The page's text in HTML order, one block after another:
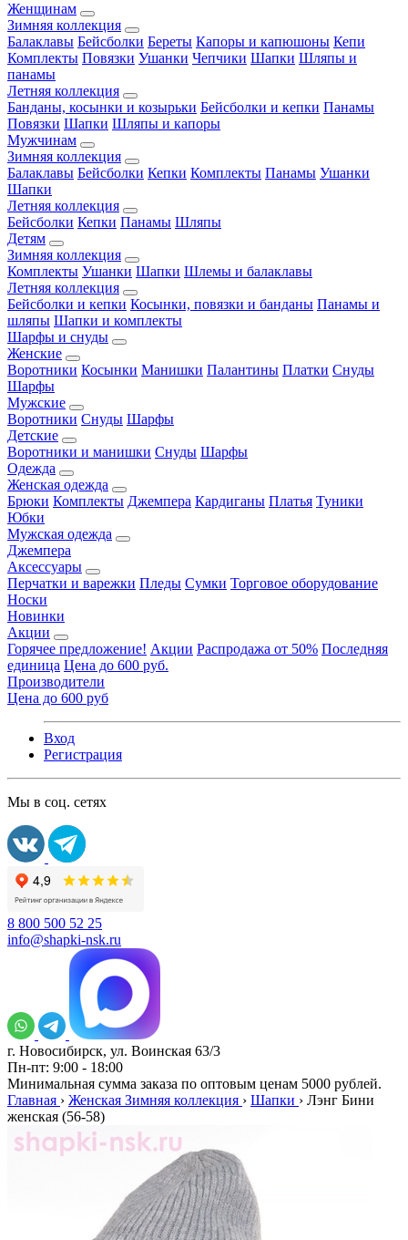
Женщинам
Зимняя коллекция
Балаклавы Бейсболки Береты Капоры и капюшоны Кепи
Комплекты Повязки Ушанки Чепчики Шапки Шляпы и
панамы
Летняя коллекция
Банданы, косынки и козырьки Бейсболки и кепки Панамы
Повязки Шапки Шляпы и капоры
Мужчинам
Зимняя коллекция
Балаклавы Бейсболки Кепки Комплекты Панамы Ушанки
Шапки
Летняя коллекция
Бейсболки Кепки Панамы Шляпы
Детям
Зимняя коллекция
Комплекты Ушанки Шапки Шлемы и балаклавы
Летняя коллекция
Бейсболки и кепки Косынки, повязки и банданы Панамы и
шляпы Шапки и комплекты
Шарфы и снуды
Женские
Воротники Косынки Манишки Палантины Платки Снуды
Шарфы
Мужские
Воротники Снуды Шарфы
Детские
Воротники и манишки Снуды Шарфы
Одежда
Женская одежда
Брюки Комплекты Джемпера Кардиганы Платья Туники
Юбки
Мужская одежда
Джемпера
Аксессуары
Перчатки и варежки Пледы Сумки Торговое оборудование
Носки
Новинки
Акции
Горячее предложение! Акции Распродажа от 50% Последняя
единица Цена до 600 руб.
Производители
Цена до 600 руб
Вход
Регистрация
Мы в соц. сетях
8 800 500 52 25
info@shapki-nsk.ru
г. Новосибирск, ул. Воинская 63/3
Пн-пт: 9:00 - 18:00
Минимальная сумма заказа по оптовым ценам 5000 рублей.
Главная › Женская Зимняя коллекция › Шапки › Лэнг Бини
женская (56-58)